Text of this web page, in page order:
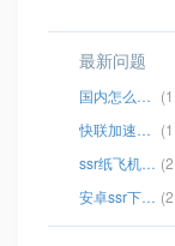
最新问题
国内怎么使用whatsapp
快联加速器 什么用啊
ssr纸飞机节点
安卓ssr下载工具